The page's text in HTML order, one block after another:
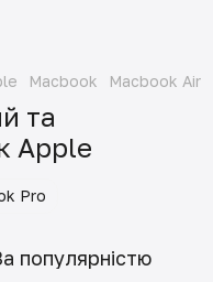
Macbook Macbook Air
та
Apple
Pro
популярністю